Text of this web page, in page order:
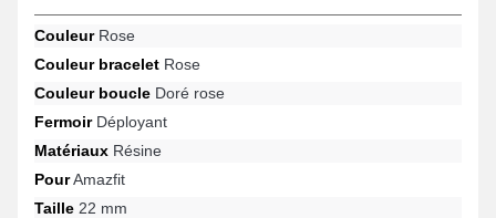
CouleurRose
Couleur bracelet Rose
Couleur boucle Doré rose
FermoirDéployant
Matériaux Résine
PourAmazfit
Taille 22 mm